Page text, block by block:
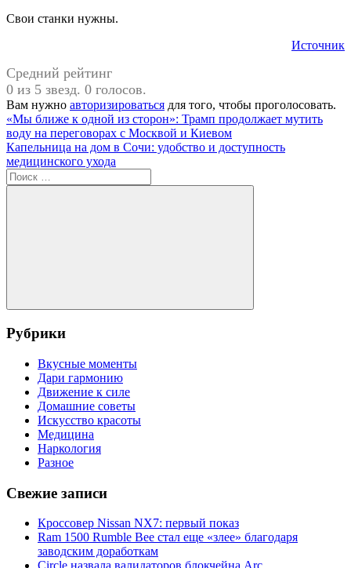
Свои станки нужны.
Источник
Средний рейтинг
0 из 5 звезд. 0 голосов.
Вам нужно авторизироваться для того, чтобы проголосовать.
#Михаил
Мишустин
Навигация
по
записям
Предыдущая
запись:
«Мы ближе к одной из сторон»: Трамп продолжает мутить
воду на переговорах с Москвой и Киевом
Следующая
запись:
Капельница на дом в Сочи: удобство и доступность
медицинского ухода
Поиск
для:
Поиск
Рубрики
Вкусные моменты
Дари гармонию
Движение к силе
Домашние советы
Искусство красоты
Медицина
Наркология
Разное
Свежие записи
Кроссовер Nissan NX7: первый показ
Ram 1500 Rumble Bee стал еще «злее» благодаря
заводским доработкам